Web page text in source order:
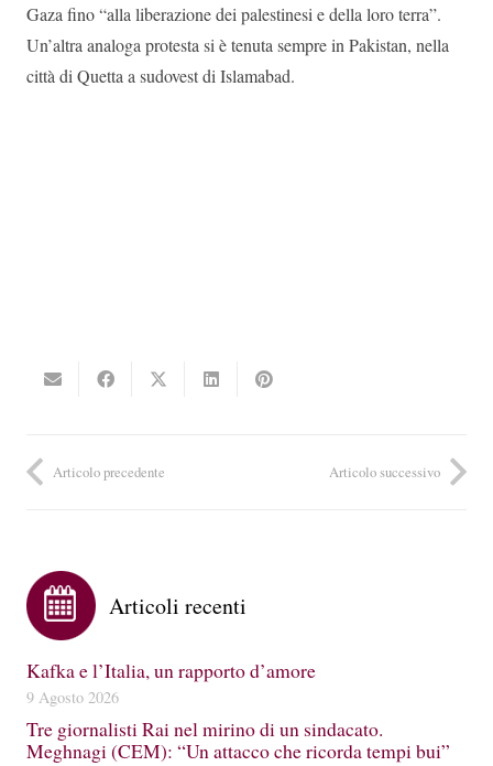
Gaza fino “alla liberazione dei palestinesi e della loro terra”.
Un’altra analoga protesta si è tenuta sempre in Pakistan, nella
città di Quetta a sudovest di Islamabad.
Articolo precedente Articolo successivo
Articoli recenti
Kafka e l’Italia, un rapporto d’amore
9 Agosto 2026
Tre giornalisti Rai nel mirino di un sindacato.
Meghnagi (CEM): “Un attacco che ricorda tempi bui”